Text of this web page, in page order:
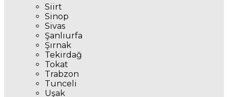
Siirt
Sinop
Sivas
Şanlıurfa
Şırnak
Tekirdağ
Tokat
Trabzon
Tunceli
Uşak